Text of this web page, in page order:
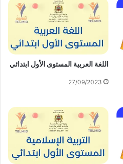
اللغة العربية المستوى الأول ابتدائي
27/09/2023